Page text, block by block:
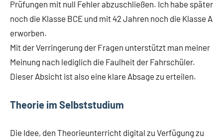
Prüfungen mit null Fehler abzuschließen. Ich habe später
noch die Klasse BCE und mit 42 Jahren noch die Klasse A
erworben.
Mit der Verringerung der Fragen unterstützt man meiner
Meinung nach lediglich die Faulheit der Fahrschüler.
Dieser Absicht ist also eine klare Absage zu erteilen.
Theorie im Selbststudium
Die Idee, den Theorieunterricht digital zu Verfügung zu